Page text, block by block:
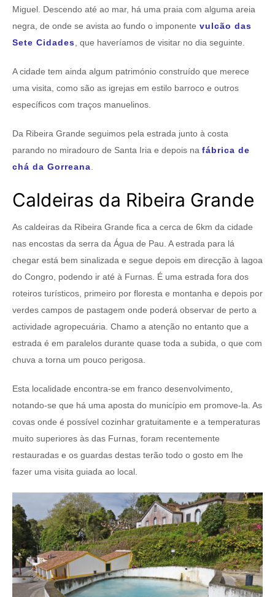
Miguel. Descendo até ao mar, há uma praia com alguma areia
negra, de onde se avista ao fundo o imponente vulcão das
Sete Cidades , que haveríamos de visitar no dia seguinte.
A cidade tem ainda algum património construído que merece
uma visita, como são as igrejas em estilo barroco e outros
específicos com traços manuelinos.
Da Ribeira Grande seguimos pela estrada junto à costa
parando no miradouro de Santa Iria e depois na fábrica de
chá da Gorreana
Caldeiras da Ribeira Grande
As caldeiras da Ribeira Grande fica a cerca de 6km da cidade
nas encostas da serra da Água de Pau. A estrada para lá
chegar está bem sinalizada e segue depois em direcção à lagoa
do Congro, podendo ir até à Furnas. É uma estrada fora dos
roteiros turísticos, primeiro por floresta e montanha e depois por
verdes campos de pastagem onde poderá observar de perto a
actividade agropecuária. Chamo a atenção no entanto que a
estrada é em paralelos durante quase toda a subida, o que com
chuva a torna um pouco perigosa.
Esta localidade encontra-se em franco desenvolvimento,
notando-se que há uma aposta do município em promove-la. As
covas onde é possível cozinhar gratuitamente e a temperaturas
muito superiores às das Furnas, foram recentemente
restauradas e os guardas destas terão todo o gosto em lhe
fazer uma visita guiada ao local.